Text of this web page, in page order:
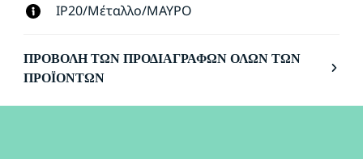
IP20/Μέταλλο/ΜΑΥΡΟ
ΠΡΟΒΟΛΉ ΤΩΝ ΠΡΟΔΙΑΓΡΑΦΏΝ ΌΛΩΝ ΤΩΝ
ΠΡΟΪΌΝΤΩΝ